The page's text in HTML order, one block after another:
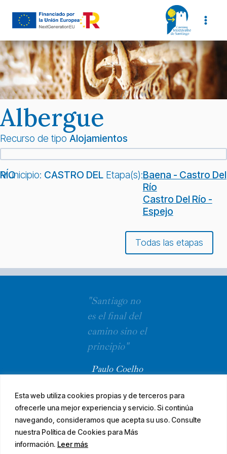
Esta web utiliza cookies propias y de terceros para
ofrecerle una mejor experiencia y servicio. Si continúa
navegando, consideramos que acepta su uso. Consulte
nuestra Política de Cookies para Más
información. Leer más
Albergue
Recurso de tipo Alojamientos
Municipio:
CASTRO DEL RÍO Etapa(s):Baena - Castro Del
Río
Castro Del Río -
Espejo
Todas las etapas
"Santiago no
es el final del
camino sino el
principio"
Paulo Coelho